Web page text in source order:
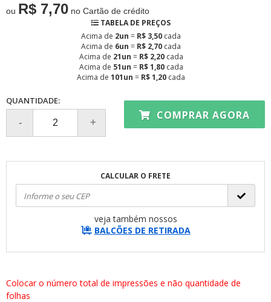
ou R$ 7,70 no Cartão de crédito
TABELA DE PREÇOS
Acima de 2un = R$ 3,50 cada
Acima de 6un = R$ 2,70 cada
Acima de 21un = R$ 2,20 cada
Acima de 51un = R$ 1,80 cada
Acima de 101un = R$ 1,20 cada
QUANTIDADE:
COMPRAR AGORA
CALCULAR O FRETE
veja também nossos
BALCÕES DE RETIRADA
Colocar o número total de impressões e não quantidade de
folhas